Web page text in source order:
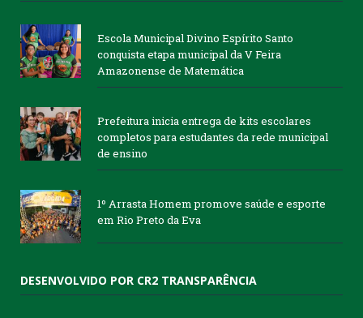
Escola Municipal Divino Espírito Santo
conquista etapa municipal da V Feira
Amazonense de Matemática
Prefeitura inicia entrega de kits escolares
completos para estudantes da rede municipal
de ensino
1º Arrasta Homem promove saúde e esporte
em Rio Preto da Eva
DESENVOLVIDO POR CR2 TRANSPARÊNCIA